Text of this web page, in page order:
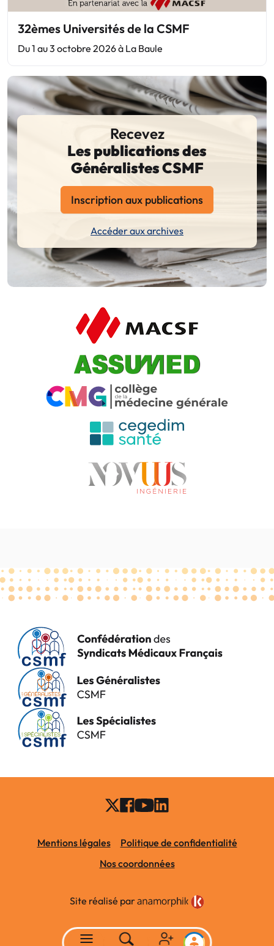
32èmes Universités de la CSMF
Du 1 au 3 octobre 2026 à La Baule
Recevez
Les publications des
Généralistes CSMF
Inscription aux publications
Accéder aux archives
Mentions légales
Politique de confidentialité
Nos coordonnées
Site réalisé par